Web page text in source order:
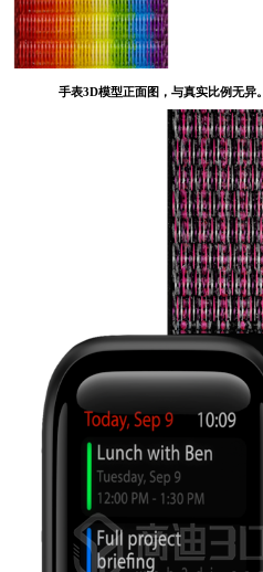
手表3D模型正面图，与真实比例无异。